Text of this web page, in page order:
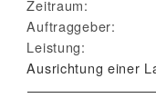
Zeitraum:
Auftraggeber:
Leistung:
Ausrichtung einer